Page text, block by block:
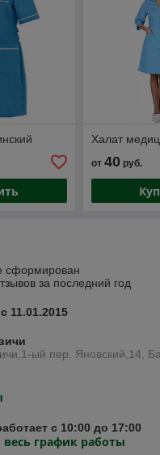
Халат
от 40руб.
сформирован
за последний год
11.01.2015
ый пер. Яновский,14,
с 10:00 до 17:00
весь график работы